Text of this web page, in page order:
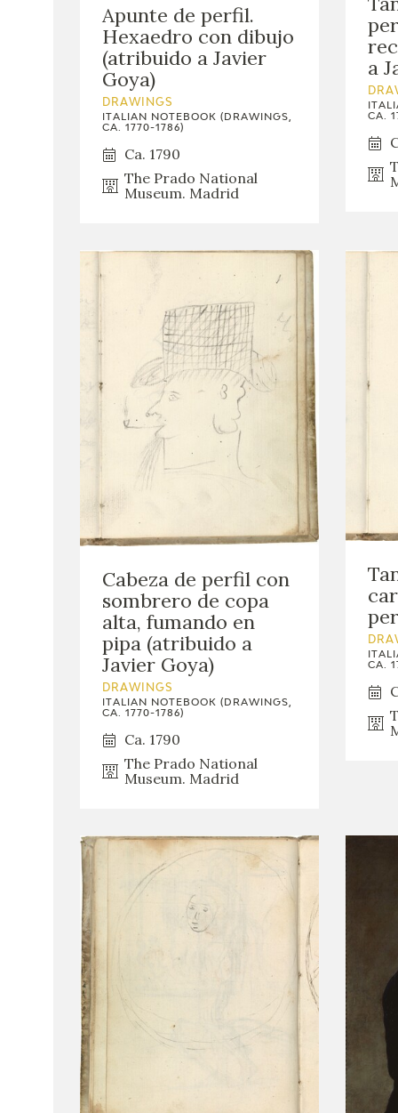
Apunte de perfil.
Hexaedro con dibujo
(atribuido a Javier
Goya)
DRAWINGS
ITALIAN NOTEBOOK (DRAWINGS,
CA. 1770-1786)
Ca. 1790
The Prado National
Museum. Madrid
a
CA.
Cabeza de perfil con
sombrero de copa
alta, fumando en
pipa (atribuido a
Javier Goya)
DRAWINGS
ITALIAN NOTEBOOK (DRAWINGS,
CA. 1770-1786)
Ca. 1790
The Prado National
Museum. Madrid
CA.